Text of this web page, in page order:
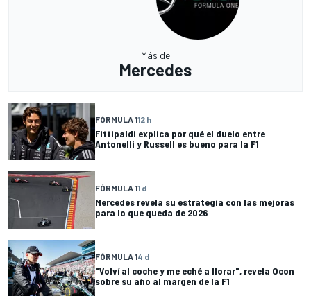
Más de
Mercedes
FÓRMULA 112 h
Fittipaldi explica por qué el duelo entre
Antonelli y Russell es bueno para la F1
FÓRMULA 11 d
Mercedes revela su estrategia con las mejoras
para lo que queda de 2026
FÓRMULA 14 d
"Volví al coche y me eché a llorar", revela Ocon
sobre su año al margen de la F1